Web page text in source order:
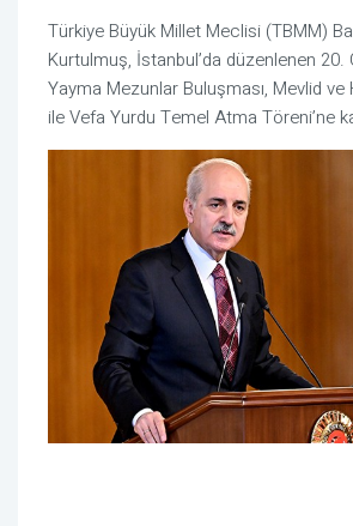
Türkiye Büyük Millet Meclisi (TBMM)
Kurtulmuş, İstanbul’da düzenlenen 20.
Yayma Mezunlar Buluşması, Mevlid ve
ile Vefa Yurdu Temel Atma Töreni’ne